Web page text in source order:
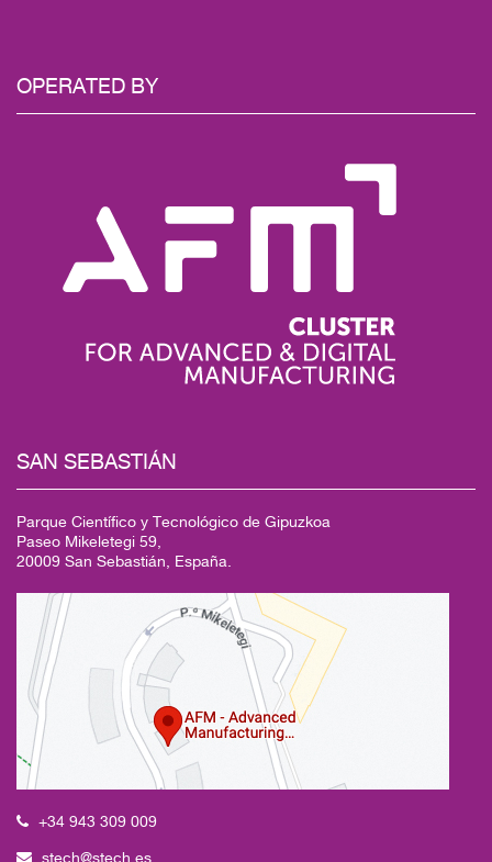
OPERATED BY
SAN SEBASTIÁN
Parque Científico y Tecnológico de Gipuzkoa
Paseo Mikeletegi 59,
20009 San Sebastián, España.
+34 943 309 009
stech@stech.es